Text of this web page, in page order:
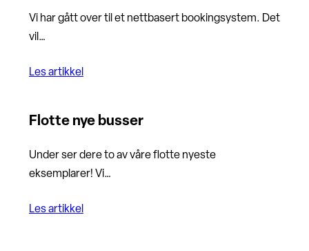
Vi har gått over til et nettbasert bookingsystem. Det
vil…
Les artikkel
Flotte nye busser
Under ser dere to av våre flotte nyeste
eksemplarer! Vi…
Les artikkel